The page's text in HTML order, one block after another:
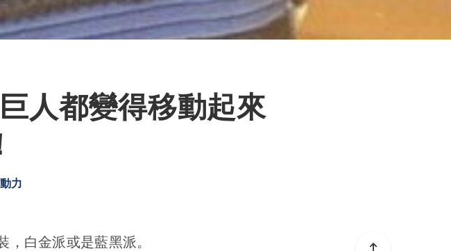
人都變得移動起來
力
白金派或是藍黑派。